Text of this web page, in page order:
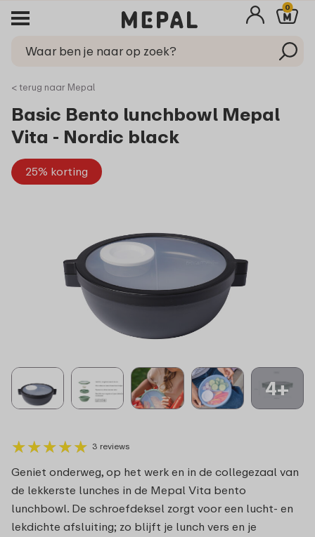
0
< terug naar Mepal
Basic Bento lunchbowl Mepal
Vita - Nordic black
25% korting
4+
★★★★★
★★★★★ 3 reviews
Geniet onderweg, op het werk en in de collegezaal van
de lekkerste lunches in de Mepal Vita bento
lunchbowl. De schroefdeksel zorgt voor een lucht- en
lekdichte afsluiting; zo blijft je lunch vers en je